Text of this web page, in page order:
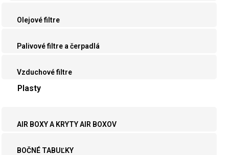
Olejové filtre
Palivové filtre a čerpadlá
Vzduchové filtre
Plasty
AIR BOXY A KRYTY AIR BOXOV
BOČNÉ TABUĽKY